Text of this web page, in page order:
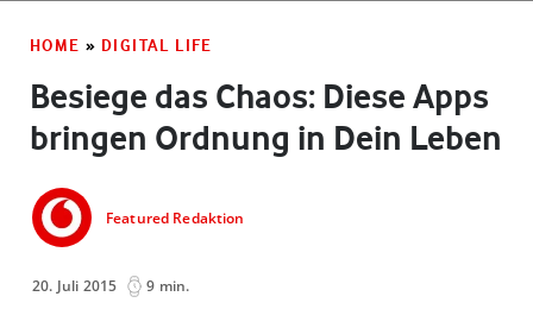
HOME » DIGITAL LIFE
Besiege das Chaos: Diese Apps
bringen Ordnung in Dein Leben
Featured Redaktion
20. Juli 2015 9 min.